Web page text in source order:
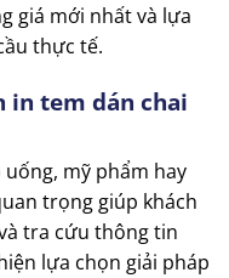
giá mới nhất và lựa
thực tế.
in tem dán chai
mỹ phẩm hay
trọng giúp khách
tra cứu thông tin
lựa chọn giải pháp